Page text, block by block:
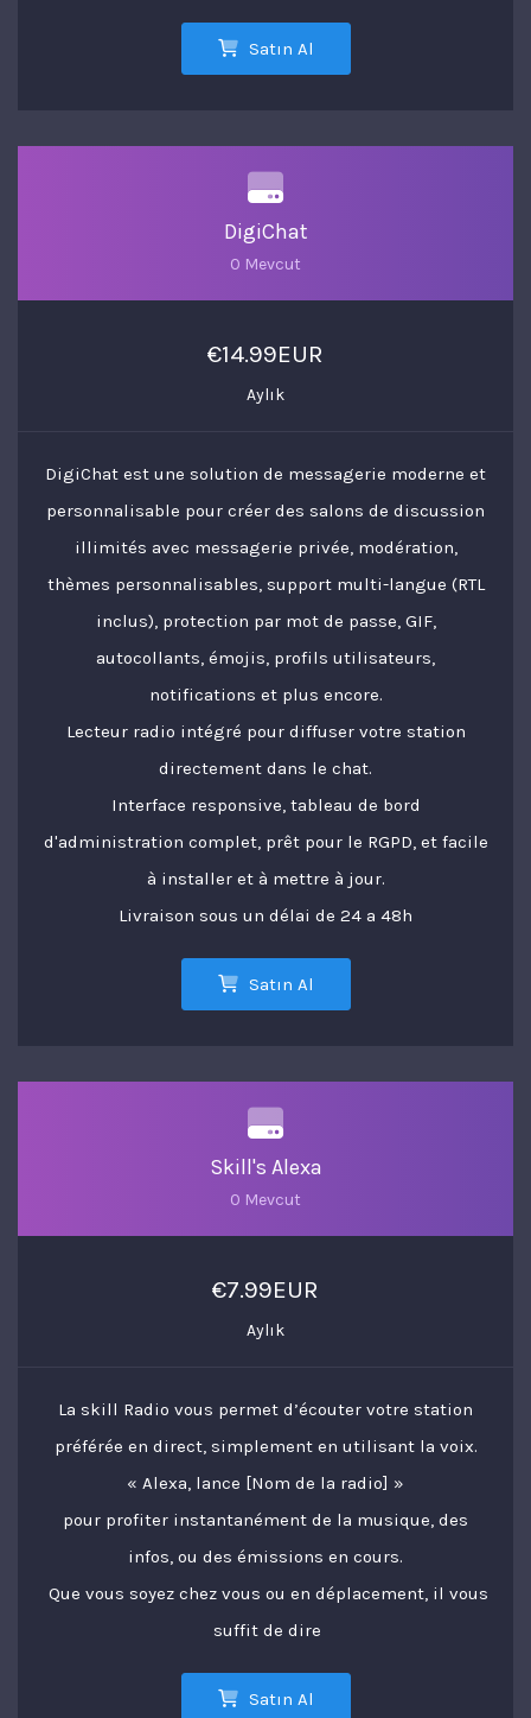
Satın Al
DigiChat
0 Mevcut
€14.99EUR
Aylık
DigiChat est une solution de messagerie moderne et
personnalisable pour créer des salons de discussion
illimités avec messagerie privée, modération,
thèmes personnalisables, support multi-langue (RTL
inclus), protection par mot de passe, GIF,
autocollants, émojis, profils utilisateurs,
notifications et plus encore.
Lecteur radio intégré pour diffuser votre station
directement dans le chat.
Interface responsive, tableau de bord
d'administration complet, prêt pour le RGPD, et facile
à installer et à mettre à jour.
Livraison sous un délai de 24 a 48h
Satın Al
Skill's Alexa
0 Mevcut
€7.99EUR
Aylık
La skill Radio vous permet d’écouter votre station
préférée en direct, simplement en utilisant la voix.
« Alexa, lance [Nom de la radio] »
pour profiter instantanément de la musique, des
infos, ou des émissions en cours.
Que vous soyez chez vous ou en déplacement, il vous
suffit de dire
Satın Al